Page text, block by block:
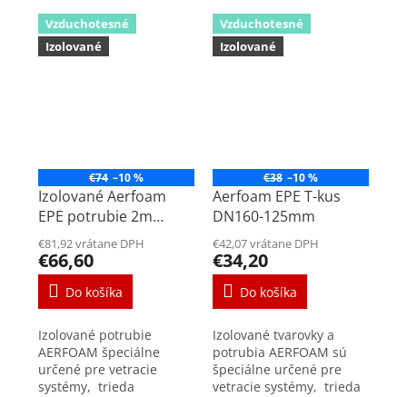
Vzduchotesné
Izolované
€74 –10 %
Izolované Aerfoam
EPE potrubie 2m
DN180mm
€81,92 vrátane DPH
€66,60
Do košíka
Izolované potrubie
AERFOAM špeciálne
určené pre vetracie
systémy, trieda
Vzduchotesné
Izolované
€38 –10 %
Aerfoam EPE T-kus
DN160-125mm
€42,07 vrátane DPH
€34,20
Do košíka
Izolované tvarovky a
potrubia AERFOAM sú
špeciálne určené pre
vetracie systémy, trieda